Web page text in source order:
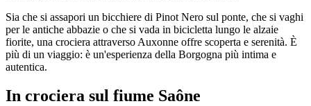
Sia che si assapori un bicchiere di Pinot Nero sul ponte, che si vaghi
per le antiche abbazie o che si vada in bicicletta lungo le alzaie
fiorite, una crociera attraverso Auxonne offre scoperta e serenità. È
più di un viaggio: è un'esperienza della Borgogna più intima e
autentica.
In crociera sul fiume Saône